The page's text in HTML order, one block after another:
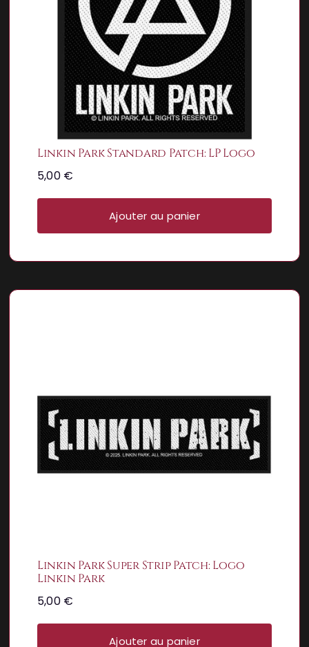
Linkin Park Standard Patch: LP Logo
5,00 €
Ajouter au panier
Linkin Park Super Strip Patch: Logo
Linkin Park
5,00 €
Ajouter au panier